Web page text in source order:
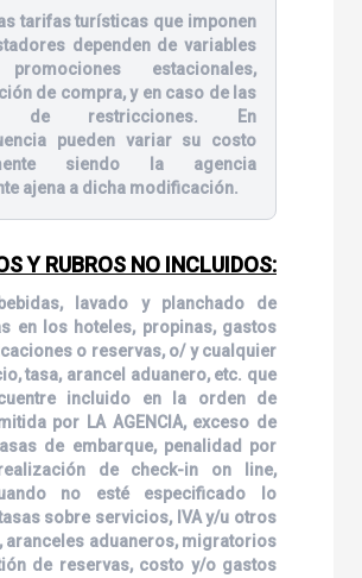
tarifas turísticas que imponen
dependen de variables
estacionales,
de compra, y en caso de las
de restricciones. En
pueden variar su costo
siendo la agencia
ajena a dicha modificación.
Y RUBROS NO INCLUIDOS:
lavado y planchado de
en los hoteles, propinas, gastos
o reservas, o/ y cualquier
tasa, arancel aduanero, etc. que
incluido en la orden de
por LA AGENCIA, exceso de
de embarque, penalidad por
de check-in on line,
no esté especificado lo
sobre servicios, IVA y/u otros
aranceles aduaneros, migratorios
de reservas, costo y/o gastos